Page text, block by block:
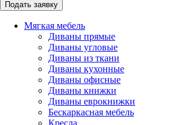
Мягкая мебель
Диваны прямые
Диваны угловые
Диваны из ткани
Диваны кухонные
Диваны офисные
Диваны книжки
Диваны еврокнижки
Бескаркасная мебель
Кресла